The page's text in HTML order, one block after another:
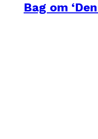
Bag om